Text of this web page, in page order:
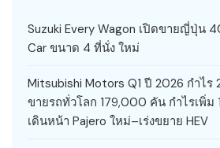
Suzuki Every Wagon เปิดขายญี่ปุ่น
Car ขนาด 4 ที่นั่ง ใหม่
Mitsubishi Motors Q1 ปี 2026 กำไร
ขายรถทั่วโลก 179,000 คัน กำไรเพิ่ม
เดินหน้า Pajero ใหม่–เร่งขยาย HEV